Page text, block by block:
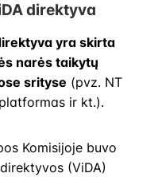
direktyva
yra skirta
narės taikytų
srityse (pvz. NT
ir kt.).
Komisijoje buvo
(ViDA)